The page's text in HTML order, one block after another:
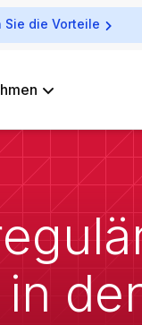
Sie die Vorteile